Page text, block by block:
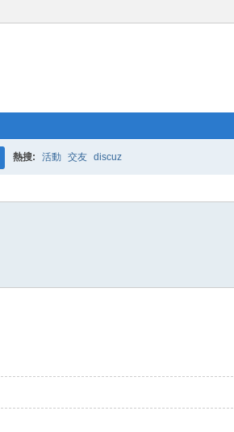
熱搜: 活動 交友 discuz